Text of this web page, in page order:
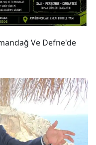
Ve Defne'de